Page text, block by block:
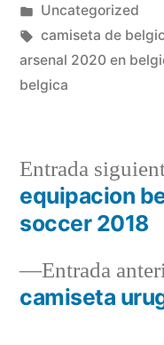
por
Publicado
en
Uncategorized
Etiquetas:
camiseta de
arsenal 2020 en
belgica
entradas
Entrada
camiseta
Entrada
equipacion
soccer 2018